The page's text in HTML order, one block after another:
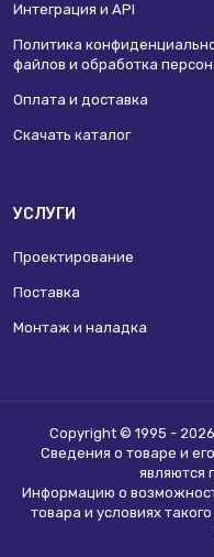
Интеграция и API
Политика
файлов и обработка
Оплата и доставка
Скачать каталог
УСЛУГИ
Проектирование
Поставка
Монтаж и наладка
Copyright © 1995 -
Сведения о товаре и
являются
Информацию о
товара и условиях